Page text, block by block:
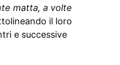
matta, a volte
il loro
e successive